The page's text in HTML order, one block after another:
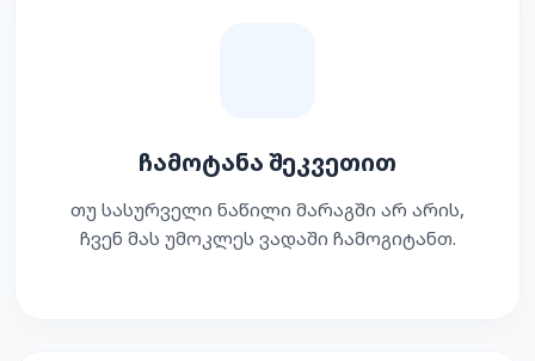
ჩამოტანა შეკვეთით
თუ სასურველი ნაწილი მარაგში არ არის,
ჩვენ მას უმოკლეს ვადაში ჩამოგიტანთ.